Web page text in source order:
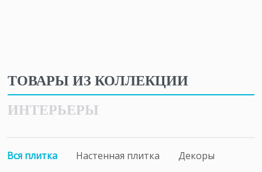
ТОВАРЫ ИЗ КОЛЛЕКЦИИ
ИНТЕРЬЕРЫ
Вся плитка Настенная плитка Декоры